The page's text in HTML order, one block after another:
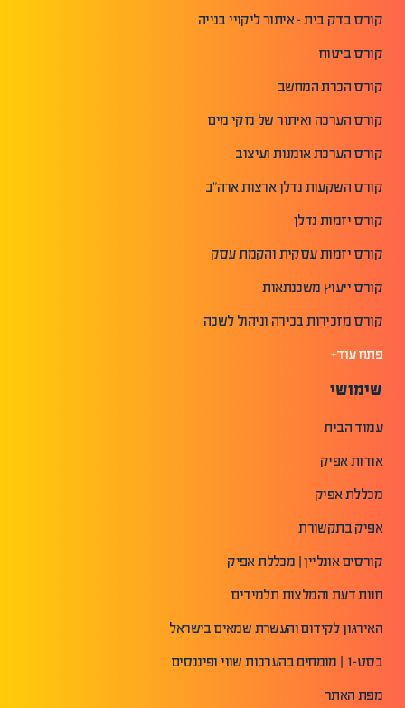
קורס בדק בית - איתור ליקויי בנייה
קורס ביטוח
קורס הכרת המחשב
קורס הערכה ואיתור של נזקי מים
קורס הערכת אומנות ועיצוב
קורס השקעות נדלן ארצות ארה"ב
קורס יזמות נדלן
קורס יזמות עסקית והקמת עסק
קורס ייעוץ משכנתאות
קורס מזכירות בכירה וניהול לשכה
פתח עוד+
שימושי
עמוד הבית
אודות אפיק
מכללת אפיק
אפיק בתקשורת
קורסים אונליין | מכללת אפיק
חוות דעת והמלצות תלמידים
האירגון לקידום והעשרת שמאים בישראל
בסט-1 | מומחים בהערכות שווי ופיננסים
מפת האתר